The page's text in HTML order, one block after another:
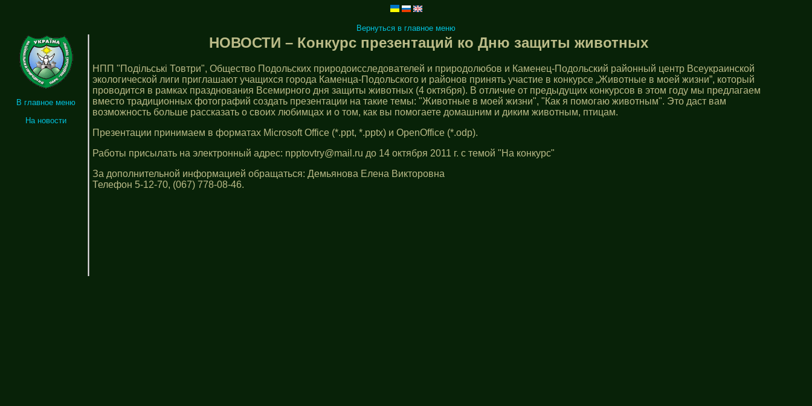
Вернуться в главное меню
В главное меню
На новости
НОВОСТИ – Конкурс презентаций ко Дню защиты животных
НПП "Подільські Товтри", Общество Подольских природоисследователей и природолюбов и Каменец-Подольский районный центр Всеукраинской
экологической лиги приглашают учащихся города Каменца-Подольского и районов принять участие в конкурсе „Животные в моей жизни”, который
проводится в рамках празднования Всемирного дня защиты животных (4 октября). В отличие от предыдущих конкурсов в этом году мы предлагаем
вместо традиционных фотографий создать презентации на такие темы: "Животные в моей жизни", "Как я помогаю животным". Это даст вам
возможность больше рассказать о своих любимцах и о том, как вы помогаете домашним и диким животным, птицам.
Презентации принимаем в форматах Microsoft Office (*.ppt, *.pptx) и OpenOffice (*.odp).
Работы присылать на электронный адрес: npptovtry@mail.ru до 14 октября 2011 г. с темой "На конкурс"
За дополнительной информацией обращаться: Демьянова Елена Викторовна
Телефон 5-12-70, (067) 778-08-46.